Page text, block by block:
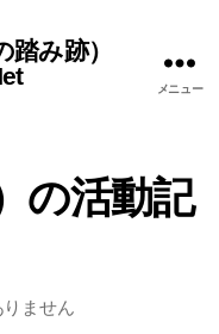
み跡）
メニュー
の活動記
2
0
7
りません